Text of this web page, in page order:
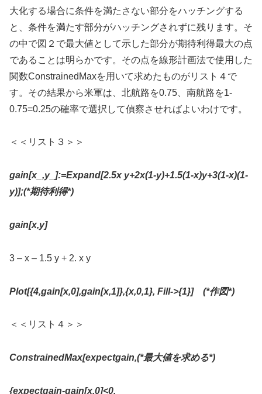
大化する場合に条件を満たさない部分をハッチングする
と、条件を満たす部分がハッチングされずに残ります。そ
の中で図２で最大値として示した部分が期待利得最大の点
であることは明らかです。その点を線形計画法で使用した
関数ConstrainedMaxを用いて求めたものがリスト４で
す。その結果から米軍は、北航路を0.75、南航路を1-
0.75=0.25の確率で選択して偵察させればよいわけです。
＜＜リスト３＞＞
gain[x_,y_]:=Expand[2.5x y+2x(1-y)+1.5(1-x)y+3(1-x)(1-
y)];(*期待利得*)
gain[x,y]
3 – x – 1.5 y + 2. x y
Plot[{4,gain[x,0],gain[x,1]},{x,0,1}, Fill->{1}] (*作図*)
＜＜リスト４＞＞
ConstrainedMax[expectgain,(*最大値を求める*)
{expectgain-gain[x,0]<0,